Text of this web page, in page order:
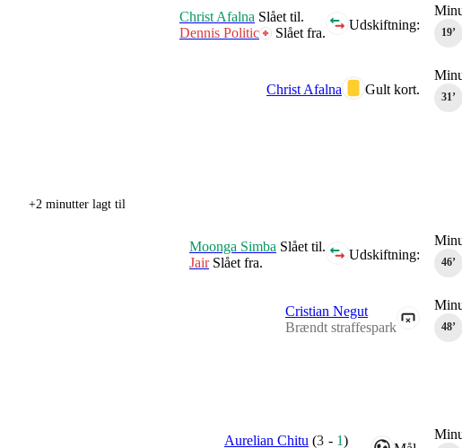
19‎’‎
Udskiftning:
Christ Afalna Slået til.
Dennis Politic
Slået fra.
31‎’‎
Gult kort.
Christ Afalna
+2 minutter lagt til
46‎’‎
Udskiftning:
Moonga Simba Slået til.
JairSlået fra.
48‎’‎
Cristian Negut
Brændt straffespark
Aurelian Chitu (3 - 1)